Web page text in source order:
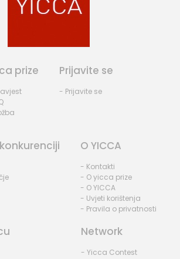
prize Prijavite se
- Prijavite se
O YICCA
- Kontakti
- O yicca prize
- O YICCA
- Uvjeti korištenja
- Pravila o privatnosti
Network
- Yicca Contest